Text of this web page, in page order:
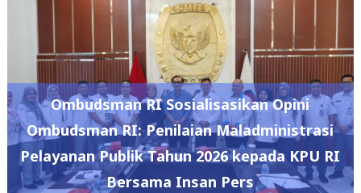
Ombudsman RI Sosialisasikan Opini
Ombudsman RI: Penilaian Maladministrasi
Pelayanan Publik Tahun 2026 kepada KPU RI
Bersama Insan Pers